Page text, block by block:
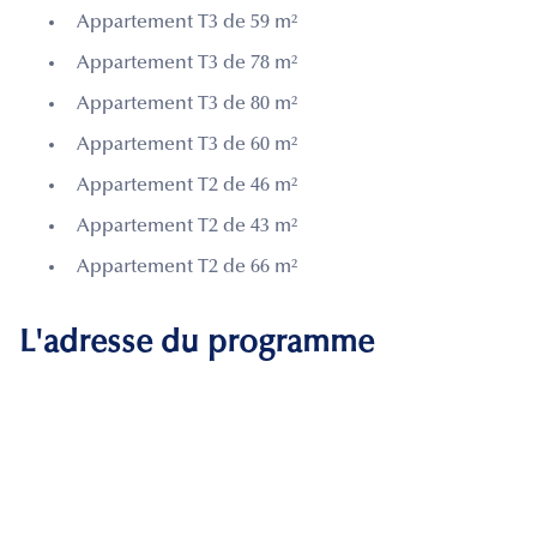
Appartement T3 de 59 m²
Appartement T3 de 78 m²
Appartement T3 de 80 m²
Appartement T3 de 60 m²
Appartement T2 de 46 m²
Appartement T2 de 43 m²
Appartement T2 de 66 m²
L'adresse du programme